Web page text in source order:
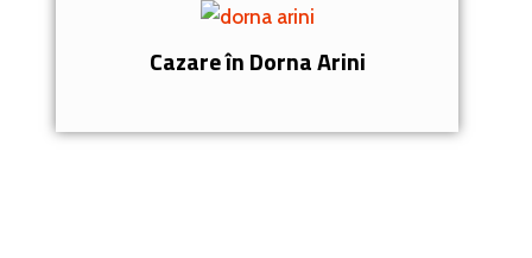
Cazare în Dorna Arini